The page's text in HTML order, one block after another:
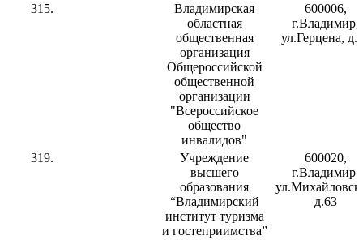
315.
Владимирская
областная
общественная
организация
Общероссийской
общественной
организации
"Всероссийское
общество
инвалидов"
600006,
г.Владимир,
ул.Герцена,
319.
Учреждение
высшего
образования
“Владимирский
институт туризма
и гостеприимства”
600020,
г.Владимир,
д.63